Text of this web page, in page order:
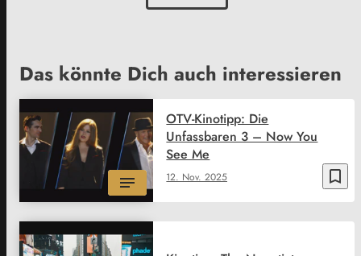
Das könnte Dich auch interessieren
bookmark_border
12. Nov. 2025
OTV-Kinotipp: Die
Unfassbaren 3 – Now You
See Me